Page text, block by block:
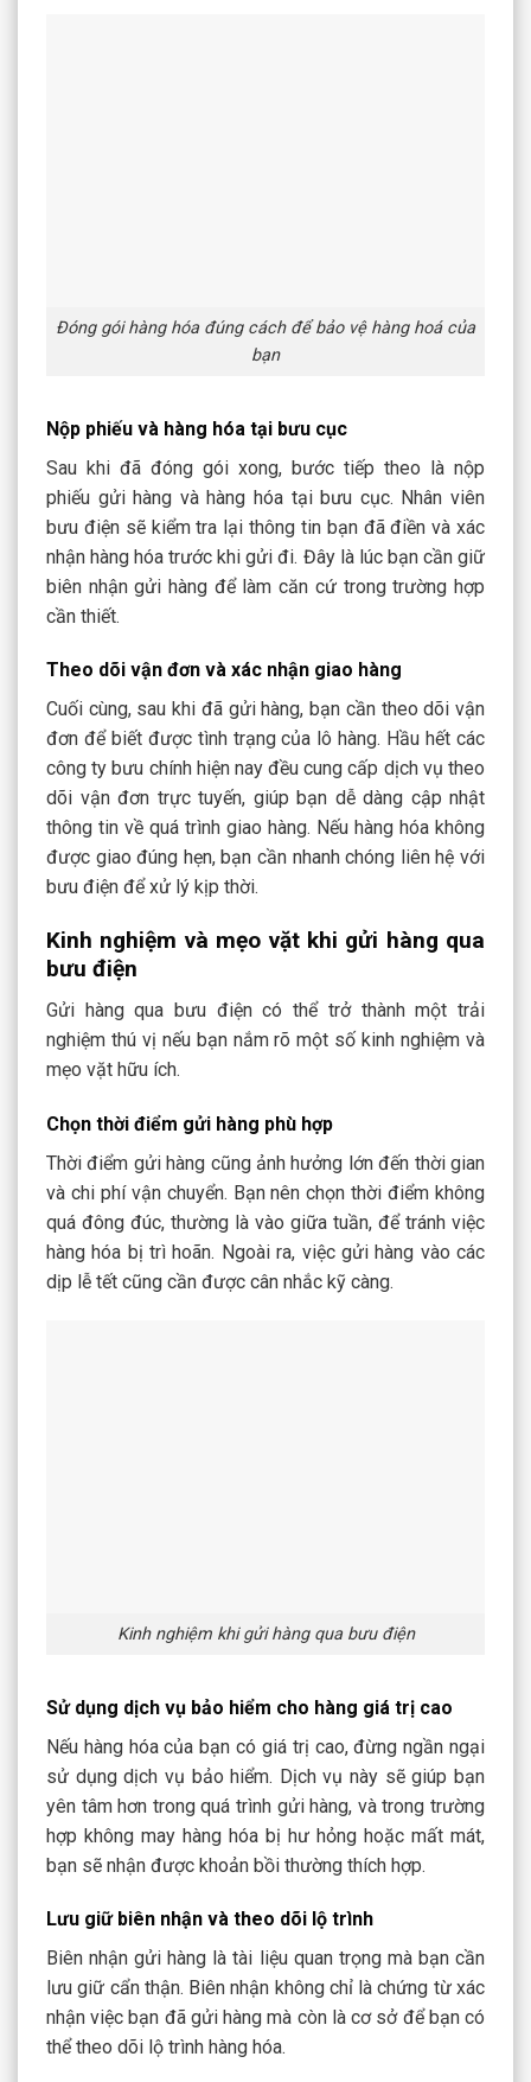
Đóng gói hàng hóa đúng cách để bảo vệ hàng hoá của
bạn
Nộp phiếu và hàng hóa tại bưu cục
Sau khi đã đóng gói xong, bước tiếp theo là nộp
phiếu gửi hàng và hàng hóa tại bưu cục. Nhân viên
bưu điện sẽ kiểm tra lại thông tin bạn đã điền và xác
nhận hàng hóa trước khi gửi đi. Đây là lúc bạn cần giữ
biên nhận gửi hàng để làm căn cứ trong trường hợp
cần thiết.
Theo dõi vận đơn và xác nhận giao hàng
Cuối cùng, sau khi đã gửi hàng, bạn cần theo dõi vận
đơn để biết được tình trạng của lô hàng. Hầu hết các
công ty bưu chính hiện nay đều cung cấp dịch vụ theo
dõi vận đơn trực tuyến, giúp bạn dễ dàng cập nhật
thông tin về quá trình giao hàng. Nếu hàng hóa không
được giao đúng hẹn, bạn cần nhanh chóng liên hệ với
bưu điện để xử lý kịp thời.
Kinh nghiệm và mẹo vặt khi gửi hàng qua
bưu điện
Gửi hàng qua bưu điện có thể trở thành một trải
nghiệm thú vị nếu bạn nắm rõ một số kinh nghiệm và
mẹo vặt hữu ích.
Chọn thời điểm gửi hàng phù hợp
Thời điểm gửi hàng cũng ảnh hưởng lớn đến thời gian
và chi phí vận chuyển. Bạn nên chọn thời điểm không
quá đông đúc, thường là vào giữa tuần, để tránh việc
hàng hóa bị trì hoãn. Ngoài ra, việc gửi hàng vào các
dịp lễ tết cũng cần được cân nhắc kỹ càng.
Kinh nghiệm khi gửi hàng qua bưu điện
Sử dụng dịch vụ bảo hiểm cho hàng giá trị cao
Nếu hàng hóa của bạn có giá trị cao, đừng ngần ngại
sử dụng dịch vụ bảo hiểm. Dịch vụ này sẽ giúp bạn
yên tâm hơn trong quá trình gửi hàng, và trong trường
hợp không may hàng hóa bị hư hỏng hoặc mất mát,
bạn sẽ nhận được khoản bồi thường thích hợp.
Lưu giữ biên nhận và theo dõi lộ trình
Biên nhận gửi hàng là tài liệu quan trọng mà bạn cần
lưu giữ cẩn thận. Biên nhận không chỉ là chứng từ xác
nhận việc bạn đã gửi hàng mà còn là cơ sở để bạn có
thể theo dõi lộ trình hàng hóa.